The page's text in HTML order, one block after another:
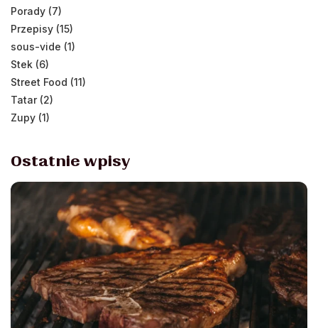
Porady (7)
Przepisy (15)
sous-vide (1)
Stek (6)
Street Food (11)
Tatar (2)
Zupy (1)
Ostatnie wpisy